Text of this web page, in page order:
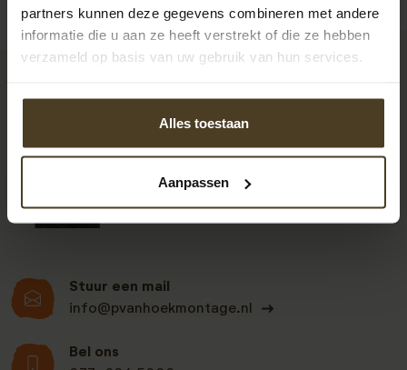
partners kunnen deze gegevens combineren met andere
informatie die u aan ze heeft verstrekt of die ze hebben
verzameld op basis van uw gebruik van hun services.
Alles toestaan
Aanpassen
Stuur een mail
info@pvanhoekmontage.nl
Bel ons
ons een: 9 uit de 930
beoordelingen